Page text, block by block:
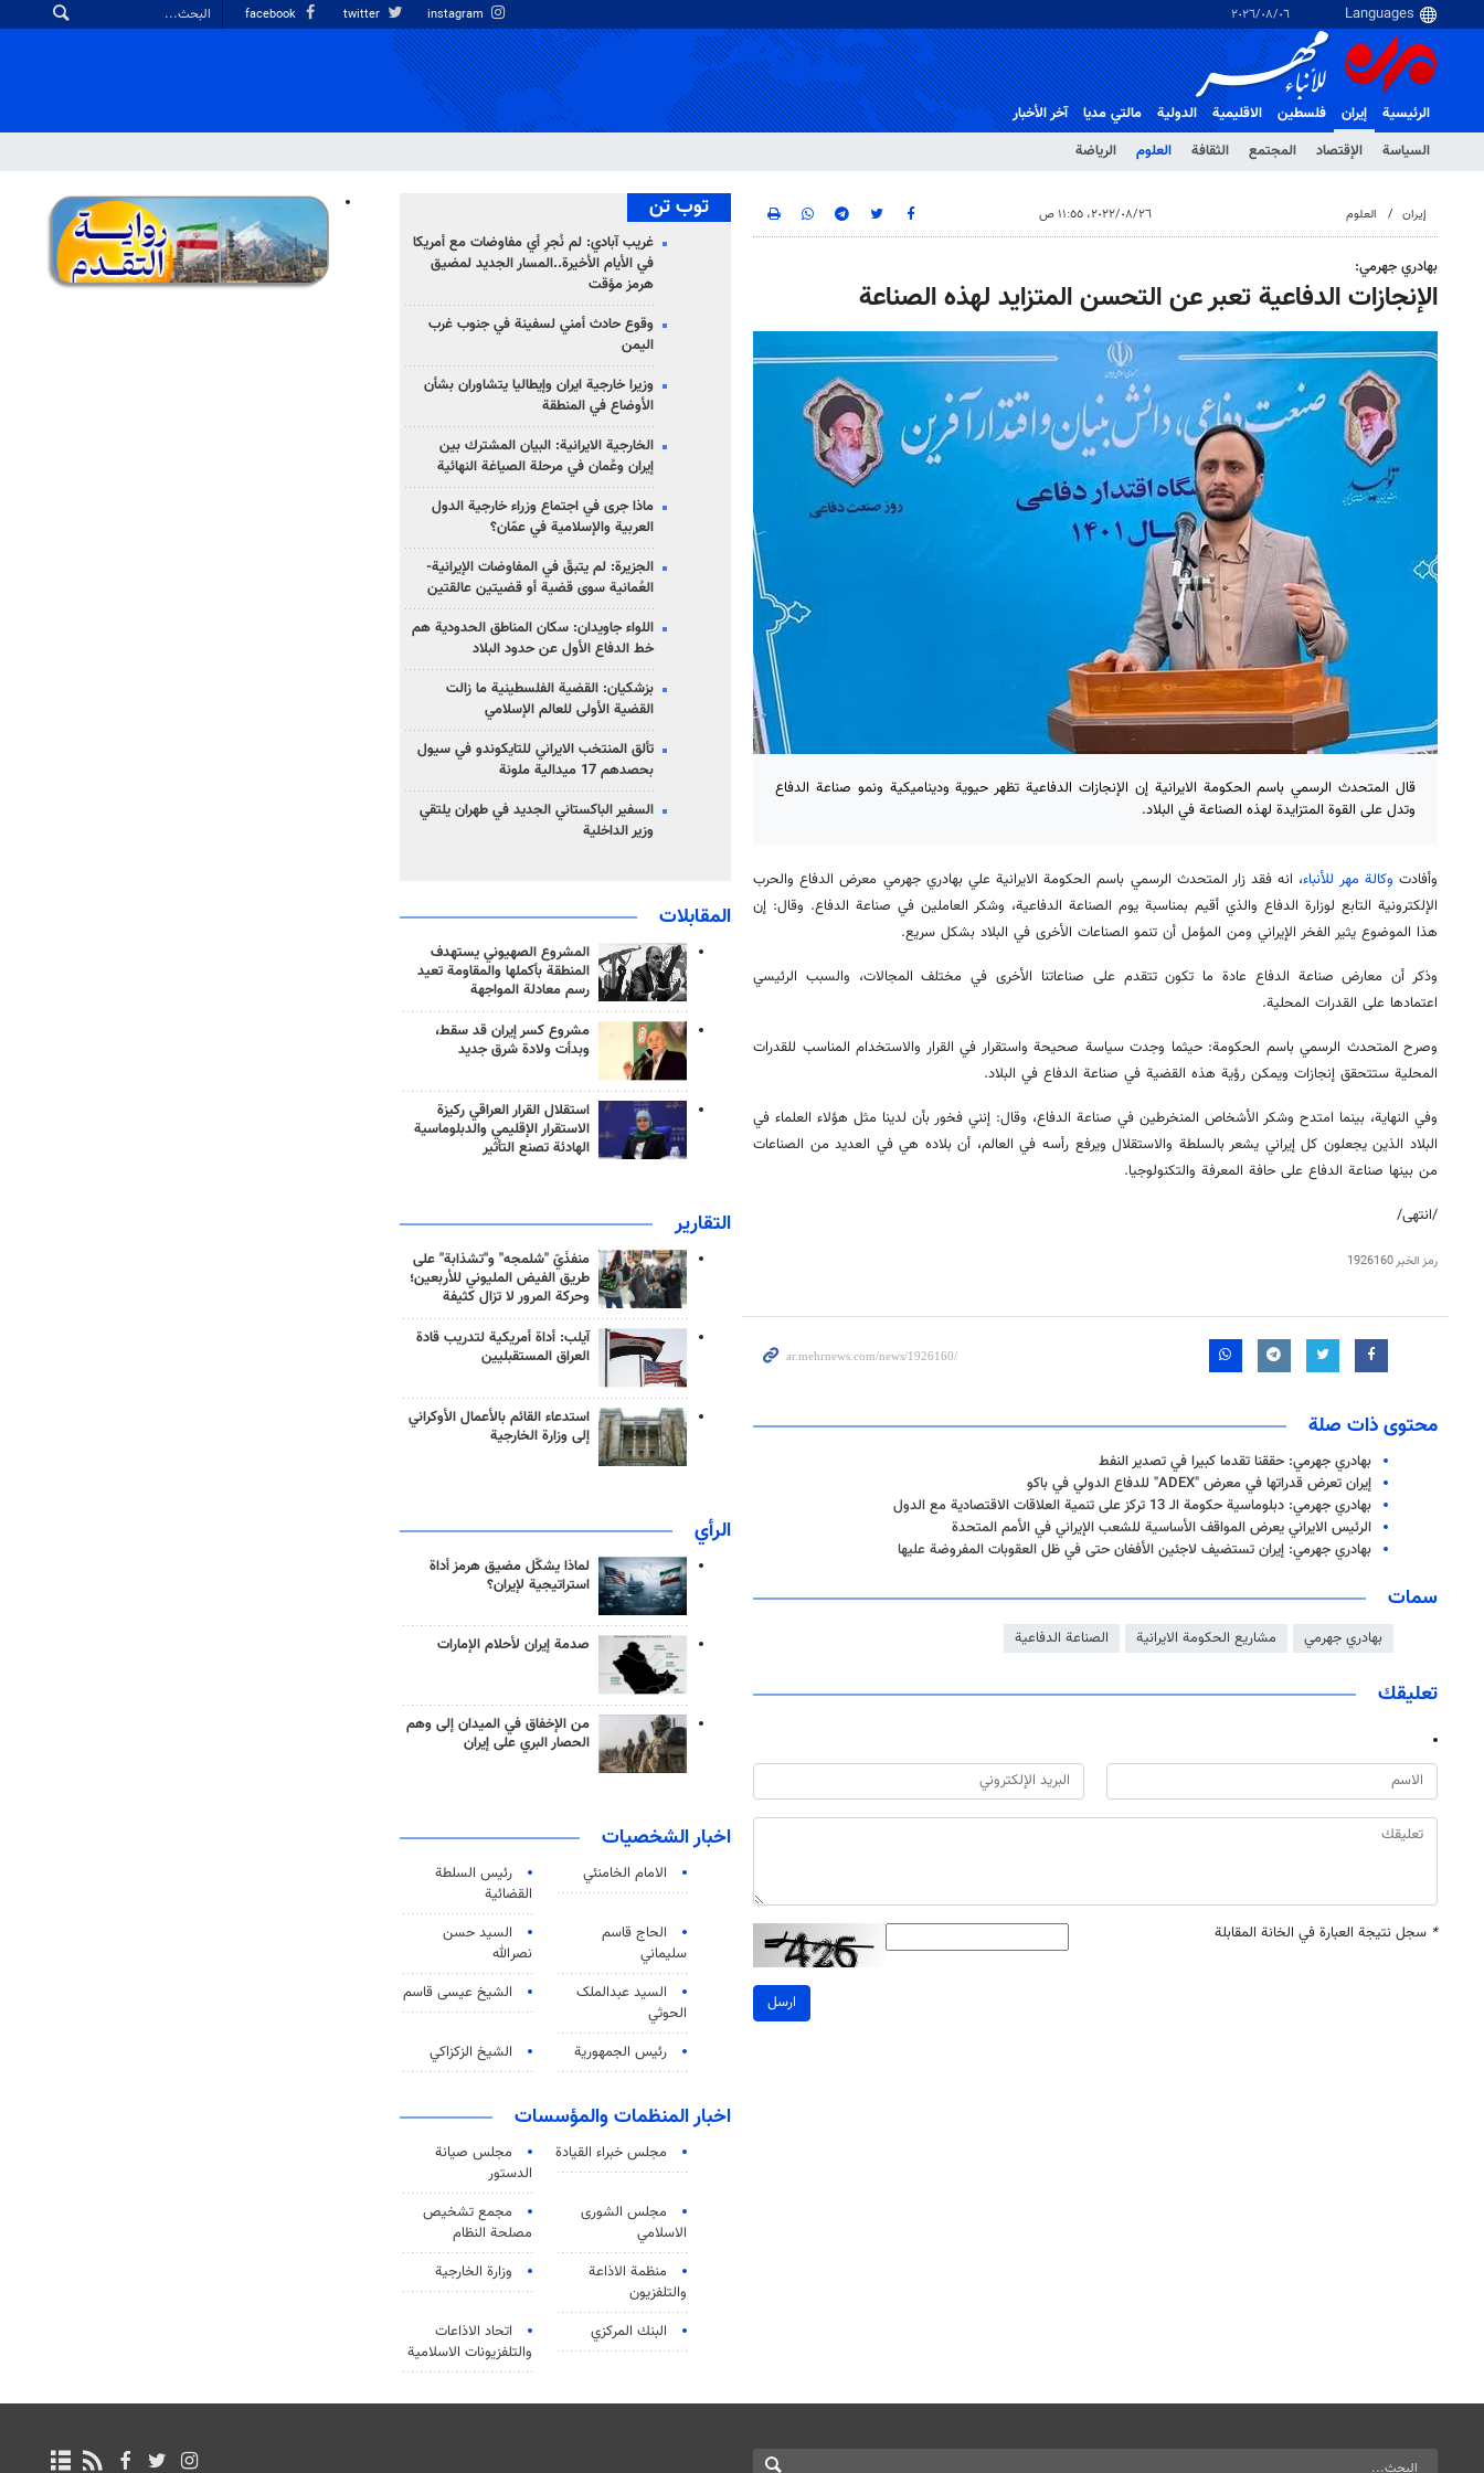
٠٦‏/٠٨‏/٢٠٢٦
الرئيسية
إيران
السياسة
الإقتصاد المجتمع الثقافة العلوم الرياضة
فلسطین الاقلیمیة الدولية مالتي مدیا آخر الأخبار
إيران العلوم ٢٦‏/٠٨‏/٢٠٢٢، ١١:٥٥ ص
بهادري جهرمي:
الإنجازات الدفاعية تعبر عن التحسن المتزايد لهذه الصناعة
قال المتحدث الرسمي باسم الحكومة الايرانية إن الإنجازات الدفاعية تظهر حيوية وديناميكية ونمو صناعة الدفاع
وتدل على القوة المتزايدة لهذه الصناعة في البلاد.
وأفادت وكالة مهر للأنباء، انه فقد زار المتحدث الرسمي باسم الحكومة الايرانية علي بهادري جهرمي معرض الدفاع والحرب
الإلكترونية التابع لوزارة الدفاع والذي أقيم بمناسبة يوم الصناعة الدفاعية، وشكر العاملين في صناعة الدفاع. وقال: إن
هذا الموضوع يثير الفخر الإيراني ومن المؤمل أن تنمو الصناعات الأخرى في البلاد بشكل سريع.
وذكر أن معارض صناعة الدفاع عادة ما تكون تتقدم على صناعاتنا الأخرى في مختلف المجالات، والسبب الرئيسي
اعتمادها على القدرات المحلية.
وصرح المتحدث الرسمي باسم الحكومة: حيثما وجدت سياسة صحيحة واستقرار في القرار والاستخدام المناسب للقدرات
المحلية ستتحقق إنجازات ويمكن رؤية هذه القضية في صناعة الدفاع في البلاد.
وفي النهاية، بينما امتدح وشكر الأشخاص المنخرطين في صناعة الدفاع، وقال: إنني فخور بأن لدينا مثل هؤلاء العلماء في
البلاد الذين يجعلون كل إيراني يشعر بالسلطة والاستقلال ويرفع رأسه في العالم، أن بلاده هي في العديد من الصناعات
من بينها صناعة الدفاع على حافة المعرفة والتكنولوجيا.
/انتهى/
رمز الخبر1926160
محتوى ذات صلة
بهادري جهرمي: حققنا تقدما كبيرا في تصدير النفط
إيران تعرض قدراتها في معرض "ADEX" للدفاع الدولي في باكو
بهادري جهرمي: دبلوماسية حكومة الـ 13 تركز على تنمية العلاقات الاقتصادية مع الدول
الرئيس الايراني يعرض المواقف الأساسية للشعب الإيراني في الأمم المتحدة
بهادري جهرمي: إيران تستضيف لاجئين الأفغان حتى في ظل العقوبات المفروضة عليها
سمات
بهادري جهرمي مشاريع الحكومة الايرانية الصناعة الدفاعية
تعليقك
* سجل نتيجة العبارة في الخانة المقابلة
ارسل
توب تن
غريب آبادي: لم نُجرِ أي مفاوضات مع أمريكا
في الأيام الأخيرة..المسار الجديد لمضيق
هرمز مؤقت
وقوع حادث أمني لسفينة في جنوب غرب
اليمن
وزيرا خارجية ايران وإيطاليا يتشاوران بشأن
الأوضاع في المنطقة
الخارجية الايرانية: البيان المشترك بين
إيران وعُمان في مرحلة الصياغة النهائية
ماذا جرى في اجتماع وزراء خارجية الدول
العربية والإسلامية في عمّان؟
الجزيرة: لم يتبقّ في المفاوضات الإيرانية-
العُمانية سوى قضية أو قضيتين عالقتين
اللواء جاويدان: سكان المناطق الحدودية هم
خط الدفاع الأول عن حدود البلاد
بزشكيان: القضية الفلسطينية ما زالت
القضية الأولى للعالم الإسلامي
تألق المنتخب الايراني للتايكوندو في سيول
بحصدهم 17 ميدالية ملونة
السفير الباكستاني الجديد في طهران يلتقي
وزير الداخلية
المقابلات
المشروع الصهيوني يستهدف
المنطقة بأكملها والمقاومة تعيد
رسم معادلة المواجهة
مشروع كسر إيران قد سقط،
وبدأت ولادة شرق جديد
استقلال القرار العراقي ركيزة
الاستقرار الإقليمي والدبلوماسية
الهادئة تصنع التأثير
التقارير
منفذَيّ "شلمجه" و"تشذابة" على
طريق الفيض المليوني للأربعين؛
وحركة المرور لا تزال كثيفة
آيلب: أداة أمريكية لتدريب قادة
العراق المستقبليين
استدعاء القائم بالأعمال الأوكراني
إلى وزارة الخارجية
الرأي
لماذا يشكّل مضيق هرمز أداة
استراتيجية لإيران؟
صدمة إيران لأحلام الإمارات
من الإخفاق في الميدان إلى وهم
الحصار البري على إيران
اخبار الشخصيات
الامام الخامنئي
رئیس السلطة
القضائیة
الحاج قاسم
سليماني
السيد حسن
نصرالله
السید عبدالملک
الحوثي
الشيخ عيسى قاسم
رئيس الجمهورية الشيخ الزكزاكي
اخبار المنظمات والمؤسسات
مجلس خبراء القيادة
مجلس صيانة
الدستور
مجلس الشورى
الاسلامي
مجمع تشخيص
مصلحة النظام
منظمة الاذاعة
والتلفزیون
وزارة الخارجية
البنك المركزي
اتحاد الاذاعات
والتلفزيونات الاسلامية